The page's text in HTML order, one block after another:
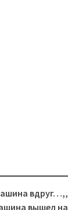
вдруг…,,
вышел на